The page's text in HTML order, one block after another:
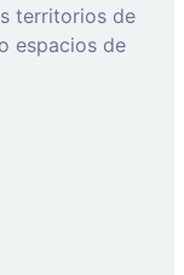
territorios de
espacios de